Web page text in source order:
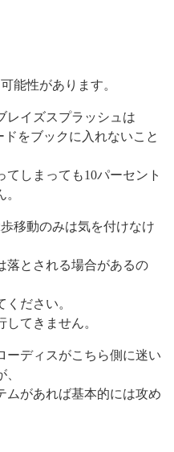
能性があります。
レイズスプラッシュは
をブックに入れないこと
しまっても10パーセント
移動のみは気を付けなけ
落とされる場合があるの
ださい。
てきません。
ーディスがこちら側に迷い
ムがあれば基本的には攻め